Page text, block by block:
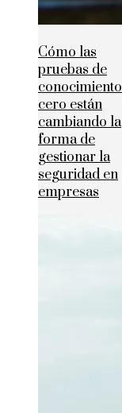
Cómo las
pruebas de
conocimiento
cero están
cambiando la
forma de
gestionar la
seguridad en
empresas